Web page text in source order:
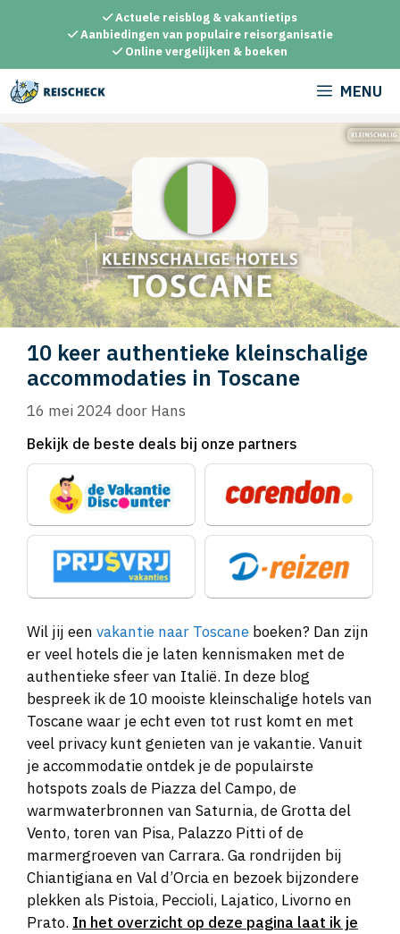
inhoud
Actuele reisblog & vakantietips
Aanbiedingen van populaire reisorganisatie
Online vergelijken & boeken
MENU
10 keer authentieke kleinschalige
accommodaties in Toscane
16 mei 2024 door Hans
Bekijk de beste deals bij onze partners
Wil jij een vakantie naar Toscane boeken? Dan zijn
er veel hotels die je laten kennismaken met de
authentieke sfeer van Italië. In deze blog
bespreek ik de 10 mooiste kleinschalige hotels van
Toscane waar je echt even tot rust komt en met
veel privacy kunt genieten van je vakantie. Vanuit
je accommodatie ontdek je de populairste
hotspots zoals de Piazza del Campo, de
warmwaterbronnen van Saturnia, de Grotta del
Vento, toren van Pisa, Palazzo Pitti of de
marmergroeven van Carrara. Ga rondrijden bij
Chiantigiana en Val d’Orcia en bezoek bijzondere
plekken als Pistoia, Peccioli, Lajatico, Livorno en
Prato. In het overzicht op deze pagina laat ik je